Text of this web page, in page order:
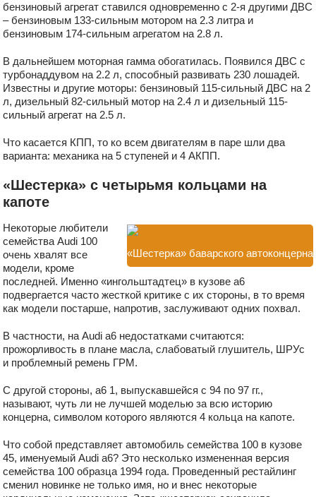
бензиновый агрегат ставился одновременно с 2-я другими ДВС
– бензиновым 133-сильным мотором на 2.3 литра и
бензиновым 174-сильным агрегатом на 2.8 л.
В дальнейшем моторная гамма обогатилась. Появился ДВС с
турбонаддувом на 2.2 л, способный развивать 230 лошадей.
Известны и другие моторы: бензиновый 115-сильный ДВС на 2
л, дизельный 82-сильный мотор на 2.4 л и дизельный 115-
сильный агрегат на 2.5 л.
Что касается КПП, то ко всем двигателям в паре шли два
варианта: механика на 5 ступеней и 4 АКПП.
«Шестерка» с четырьмя кольцами на
капоте
«Шестерка» баварского автоконцерна
Некоторые любители
семейства Audi 100
очень хвалят все
модели, кроме
последней. Именно «ингольштадтец» в кузове a6
подвергается часто жесткой критике с их стороны, в то время
как модели постарше, напротив, заслуживают одних похвал.
В частности, на Audi а6 недостатками считаются:
прожорливость в плане масла, слабоватый глушитель, ШРУс
и проблемный ремень ГРМ.
С другой стороны, a6 1, выпускавшейся с 94 по 97 гг.,
называют, чуть ли не лучшей моделью за всю историю
концерна, символом которого являются 4 кольца на капоте.
Что собой представляет автомобиль семейства 100 в кузове
45, именуемый Audi a6? Это несколько измененная версия
семейства 100 образца 1994 года. Проведенный рестайлинг
сменил новинке не только имя, но и внес некоторые